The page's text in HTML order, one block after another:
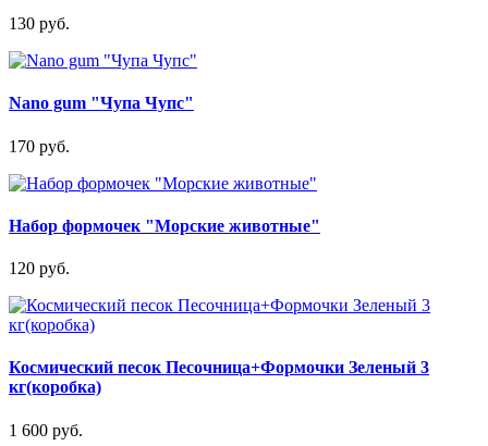
130 руб.
Nano gum "Чупа Чупс"
170 руб.
Набор формочек "Морские животные"
120 руб.
Космический песок Песочница+Формочки Зеленый 3
кг(коробка)
1 600 руб.